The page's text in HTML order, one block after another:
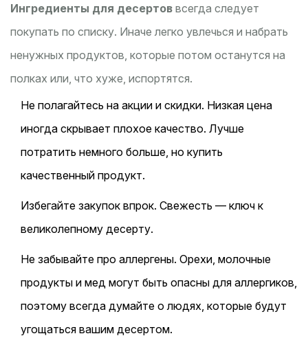
Ингредиенты для десертов всегда следует
покупать по списку. Иначе легко увлечься и набрать
ненужных продуктов, которые потом останутся на
полках или, что хуже, испортятся.
Не полагайтесь на акции и скидки. Низкая цена
иногда скрывает плохое качество. Лучше
потратить немного больше, но купить
качественный продукт.
Избегайте закупок впрок. Свежесть — ключ к
великолепному десерту.
Не забывайте про аллергены. Орехи, молочные
продукты и мед могут быть опасны для аллергиков,
поэтому всегда думайте о людях, которые будут
угощаться вашим десертом.